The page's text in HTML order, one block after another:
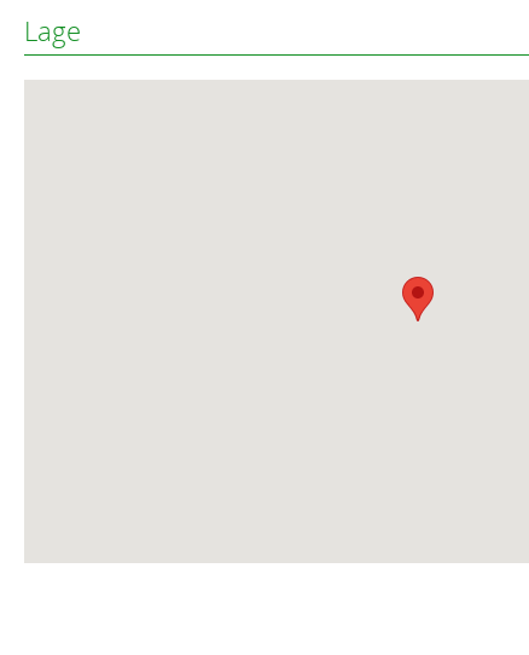
Lage